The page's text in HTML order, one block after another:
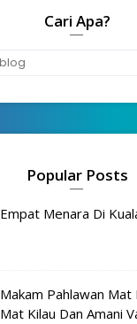
Cari Apa?
Popular Posts
Empat Menara Di
Makam Pahlawan Mat
Mat Kilau Dan Amani